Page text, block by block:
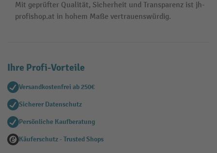
Mit geprüfter Qualität, Sicherheit und Transparenz ist jh-
profishop.at in hohem Maße vertrauenswürdig.
Ihre Profi-Vorteile
Versandkostenfrei ab 250€
Sicherer Datenschutz
Persönliche Kaufberatung
Käuferschutz - Trusted Shops